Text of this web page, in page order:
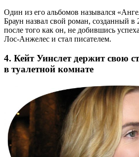
Один из его альбомов назывался
Браун назвал свой роман, созданный в
после того как он, не добившись
Лос-Анжелес и стал писателем.
4. Кейт Уинслет держит свою
в туалетной комнате